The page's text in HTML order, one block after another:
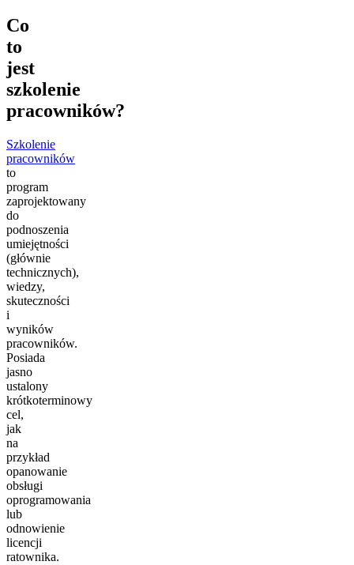
Co
to
jest
szkolenie
pracowników?
Szkolenie
pracowników
to
program
zaprojektowany
do
podnoszenia
umiejętności
(głównie
technicznych),
wiedzy,
skuteczności
i
wyników
pracowników.
Posiada
jasno
ustalony
krótkoterminowy
cel,
jak
na
przykład
opanowanie
obsługi
oprogramowania
lub
odnowienie
licencji
ratownika.